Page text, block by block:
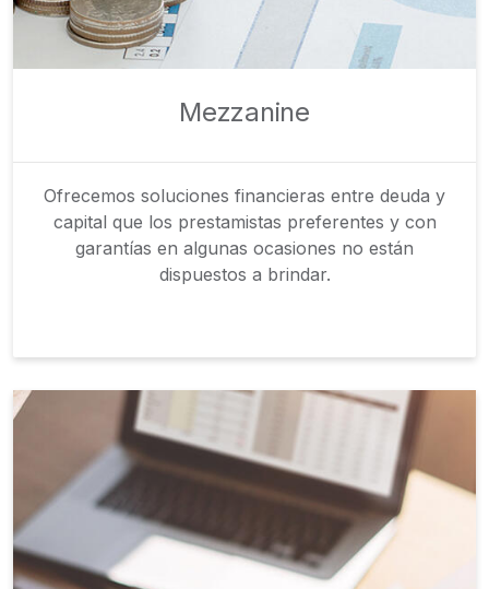
Mezzanine
Ofrecemos soluciones financieras entre deuda y
capital que los prestamistas preferentes y con
garantías en algunas ocasiones no están
dispuestos a brindar.